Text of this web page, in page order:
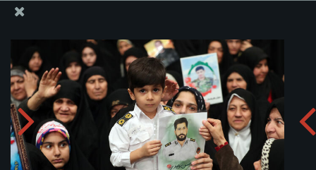
Təhlükəsizlik şəhidlərinin minlərlə ailə üzvü ilə görüş
Albomu yüklə: zip